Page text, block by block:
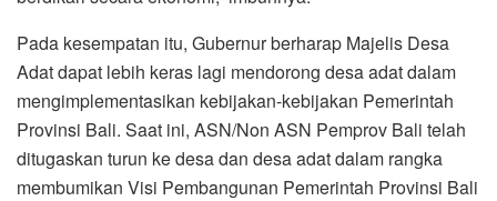
Pada kesempatan itu, Gubernur berharap Majelis Desa
Adat dapat lebih keras lagi mendorong desa adat dalam
mengimplementasikan kebijakan-kebijakan Pemerintah
Provinsi Bali. Saat ini, ASN/Non ASN Pemprov Bali telah
ditugaskan turun ke desa dan desa adat dalam rangka
membumikan Visi Pembangunan Pemerintah Provinsi Bali